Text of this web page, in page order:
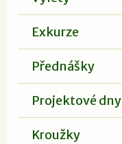
Exkurze
Přednášky
Projektové dny
Kroužky